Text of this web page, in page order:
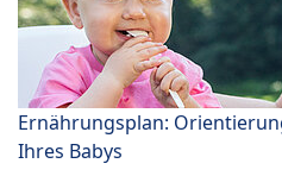
Ernährungsplan:
Ihres Babys